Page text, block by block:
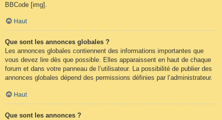
BBCode [img].
Haut
Que sont les annonces globales ?
Les annonces globales contiennent des informations importantes que
vous devez lire dès que possible. Elles apparaissent en haut de chaque
forum et dans votre panneau de l’utilisateur. La possibilité de publier des
annonces globales dépend des permissions définies par l’administrateur.
Haut
Que sont les annonces ?